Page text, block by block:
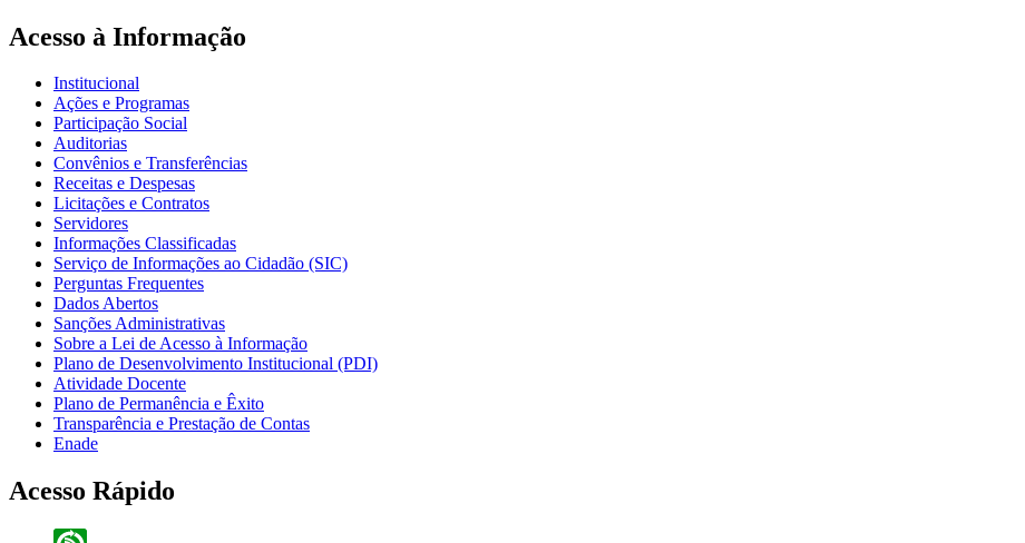
Acesso à Informação
Institucional
Ações e Programas
Participação Social
Auditorias
Convênios e Transferências
Receitas e Despesas
Licitações e Contratos
Servidores
Informações Classificadas
Serviço de Informações ao Cidadão (SIC)
Perguntas Frequentes
Dados Abertos
Sanções Administrativas
Sobre a Lei de Acesso à Informação
Plano de Desenvolvimento Institucional (PDI)
Atividade Docente
Plano de Permanência e Êxito
Transparência e Prestação de Contas
Enade
Acesso Rápido